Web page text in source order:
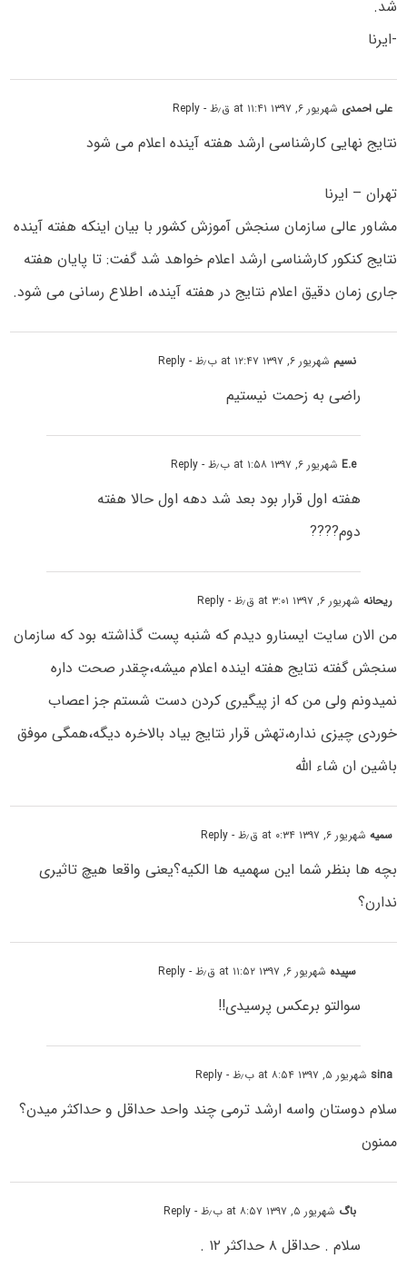
شد.
-ایرنا
علی احمدی شهریور ۶, ۱۳۹۷ at ۱۱:۴۱ ق٫ظ - Reply
نتایج نهایی کارشناسی ارشد هفته آینده اعلام می شود
تهران – ایرنا
مشاور عالی سازمان سنجش آموزش کشور با بیان اینکه هفته آینده
نتایج کنکور کارشناسی ارشد اعلام خواهد شد گفت: تا پایان هفته
جاری زمان دقیق اعلام نتایج در هفته آینده، اطلاع رسانی می شود.
نسیم شهریور ۶, ۱۳۹۷ at ۱۲:۴۷ ب٫ظ - Reply
راضی به زحمت نیستیم
E.eشهریور ۶, ۱۳۹۷ at ۱:۵۸ ب٫ظ - Reply
هفته اول قرار بود بعد شد دهه اول حالا هفته
دوم????
ریحانهشهریور ۶, ۱۳۹۷ at ۳:۰۱ ق٫ظ - Reply
من الان سایت ایسنارو دیدم که شنبه پست گذاشته بود که سازمان
سنجش گفته نتایج هفته اینده اعلام میشه،چقدر صحت داره
نمیدونم ولی من که از پیگیری کردن دست شستم جز اعصاب
خوردی چیزی نداره،تهش قرار نتایج بیاد بالاخره دیگه،همگی موفق
باشین ان شاء الله
سمیهشهریور ۶, ۱۳۹۷ at ۰:۳۴ ق٫ظ - Reply
بچه ها بنظر شما این سهمیه ها الکیه؟یعنی واقعا هیچ تاثیری
ندارن؟
سپیده شهریور ۶, ۱۳۹۷ at ۱۱:۵۲ ق٫ظ - Reply
سوالتو برعکس پرسیدی!!
sina شهریور ۵, ۱۳۹۷ at ۸:۵۴ ب٫ظ - Reply
سلام دوستان واسه ارشد ترمی چند واحد حداقل و حداکثر میدن؟
ممنون
باگ شهریور ۵, ۱۳۹۷ at ۸:۵۷ ب٫ظ - Reply
سلام . حداقل ۸ حداکثر ۱۲ .